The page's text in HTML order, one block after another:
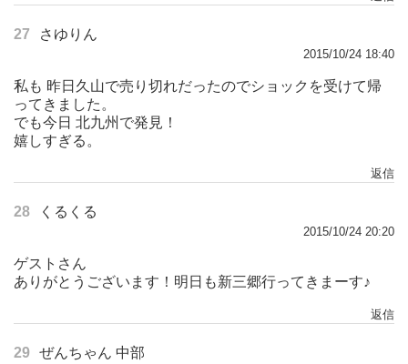
27 さゆりん
2015/10/24 18:40
私も 昨日久山で売り切れだったのでショックを受けて帰
ってきました。
でも今日 北九州で発見！
嬉しすぎる。
返信
28 くるくる
2015/10/24 20:20
ゲストさん
ありがとうございます！明日も新三郷行ってきまーす♪
返信
29 ぜんちゃん 中部